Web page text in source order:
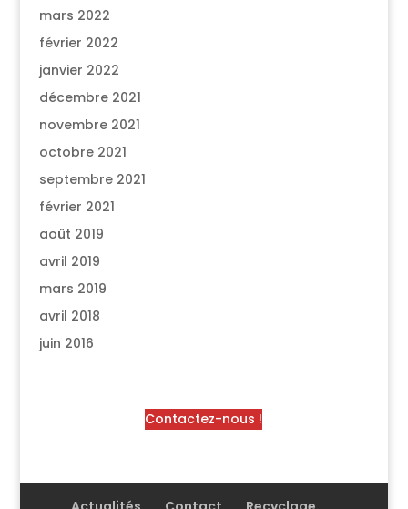
mars 2022
février 2022
janvier 2022
décembre 2021
novembre 2021
octobre 2021
septembre 2021
février 2021
août 2019
avril 2019
mars 2019
avril 2018
juin 2016
Contactez-nous !